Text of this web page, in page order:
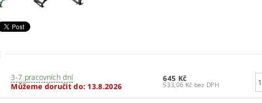
3-7 pracovních dní
Můžeme doručit do: 13.8.2026
645 Kč
533,06 Kč bez DPH